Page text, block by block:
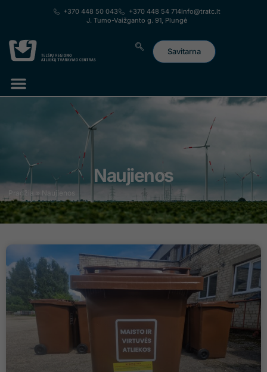
+370 448 50 043 +370 448 54 714info@tratc.lt
J. Tumo-Vaižganto g. 91, Plungė
Savitarna
Lorem ipsum dolor sit amet, consectetur adipiscing elit. Ut elit
tellus, luctus nec ullamcorper mattis, pulvinar dapibus leo.
Naujienos
Pradžia » Naujienos